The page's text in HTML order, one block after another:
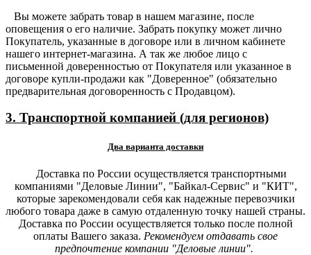
Вы можете забрать товар в нашем магазине, после
оповещения о его наличие. Забрать покупку может лично
Покупатель, указанные в договоре или в личном кабинете
нашего интернет-магазина. А так же любое лицо с
письменной доверенностью от Покупателя или указанное в
договоре купли-продажи как "Доверенное" (обязательно
предварительная договоренность с Продавцом).
3. Транспортной компанией (для регионов)
Два варианта доставки
Доставка по России осуществляется транспортными
компаниями "Деловые Линии", "Байкал-Сервис" и "КИТ",
которые зарекомендовали себя как надежные перевозчики
любого товара даже в самую отдаленную точку нашей страны.
Доставка по России осуществляется только после полной
оплаты Вашего заказа. Рекомендуем отдавать свое
предпочтение компании "Деловые линии".